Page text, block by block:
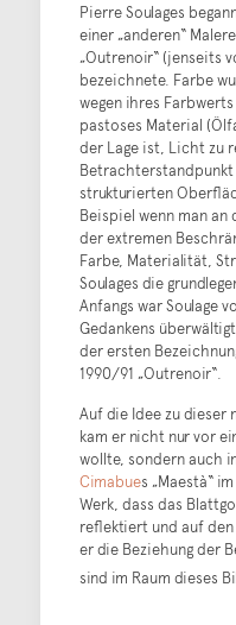
Pierre Soulages
einer „anderen“
„Outrenoir“ (jenseits
bezeichnete. Farbe
wegen ihres
pastoses Material
der Lage ist, Licht zu
strukturierten
Beispiel wenn man
der extremen
Farbe, Materialität,
Soulages die
Anfangs war Soulage
Gedankens
der ersten
1990/91 „Outrenoir“.
Auf die Idee zu dieser
kam er nicht nur vor
wollte, sondern auch
Cimabues „Maestà“
Werk, dass das
reflektiert und auf
er die Beziehung der
sind im Raum dieses